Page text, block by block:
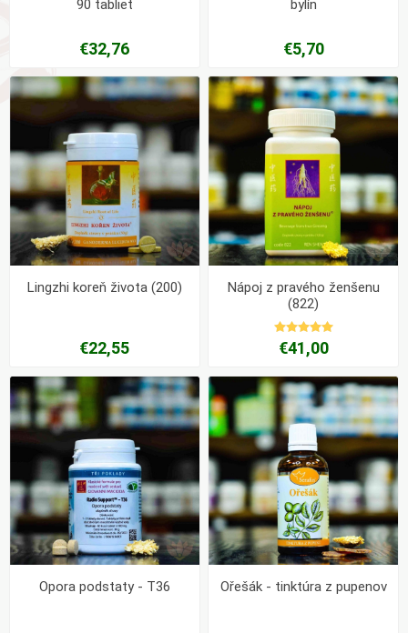
90 tabliet
€32,76
bylín
€5,70
Lingzhi koreň života (200)
€22,55
Nápoj z pravého ženšenu
(822)
€41,00
Opora podstaty - T36 Ořešák - tinktúra z pupenov